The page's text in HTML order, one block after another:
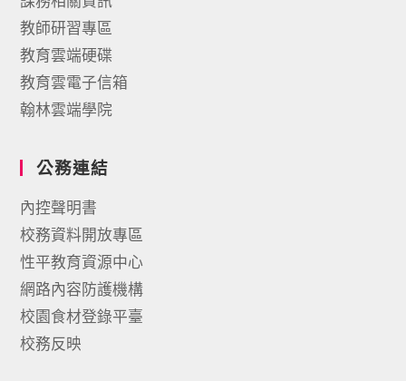
教師研習專區
教育雲端硬碟
教育雲電子信箱
翰林雲端學院
公務連結
內控聲明書
校務資料開放專區
性平教育資源中心
網路內容防護機構
校園食材登錄平臺
校務反映